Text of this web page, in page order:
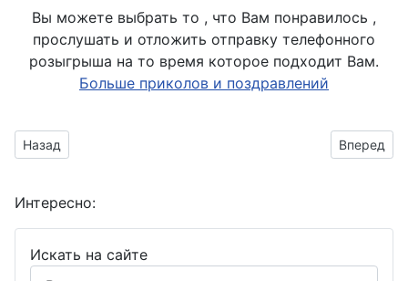
Вы можете выбрать то , что Вам понравилось ,
прослушать и отложить отправку телефонного
розыгрыша на то время которое подходит Вам.
Больше приколов и поздравлений
Предыдущий материал: фото к свадебному торжеству
Назад Вперед
Интересно:
Искать на сайте